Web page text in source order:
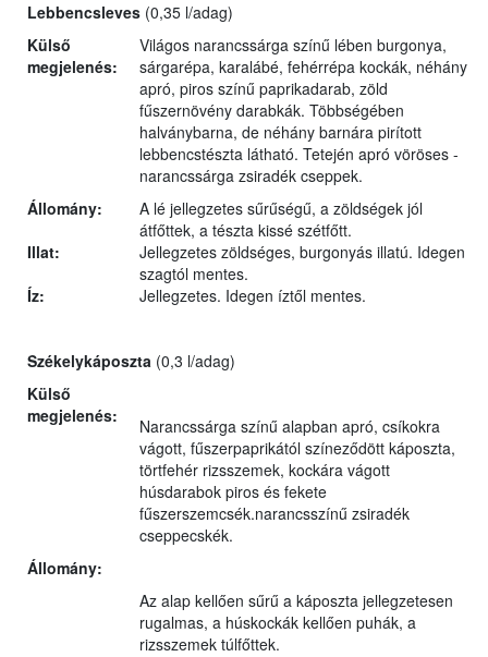
Lebbencsleves (0,35 l/adag)
Külső
megjelenés:
Világos narancssárga színű lében burgonya,
sárgarépa, karalábé, fehérrépa kockák, néhány
apró, piros színű paprikadarab, zöld
fűszernövény darabkák. Többségében
halványbarna, de néhány barnára pirított
lebbencstészta látható. Tetején apró vöröses -
narancssárga zsiradék cseppek.
Állomány:
A lé jellegzetes sűrűségű, a zöldségek jól
átfőttek, a tészta kissé szétfőtt.
Illat:
Jellegzetes zöldséges, burgonyás illatú. Idegen
szagtól mentes.
Íz:
Jellegzetes. Idegen íztől mentes.
Székelykáposzta (0,3 l/adag)
Külső
megjelenés:
Narancssárga színű alapban apró, csíkokra
vágott, fűszerpaprikától színeződött káposzta,
törtfehér rizsszemek, kockára vágott
húsdarabok piros és fekete
fűszerszemcsék.narancsszínű zsiradék
cseppecskék.
Állomány:
Az alap kellően sűrű a káposzta jellegzetesen
rugalmas, a húskockák kellően puhák, a
rizsszemek túlfőttek.